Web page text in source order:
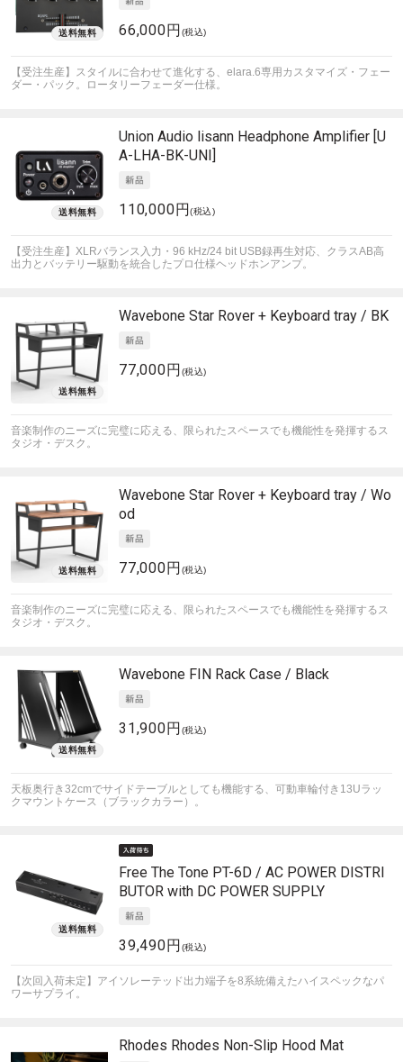
66,000円 (税込)
【受注生産】スタイルに合わせて進化する、elara.6専用カスタマイズ・フェー
ダー・パック。ロータリーフェーダー仕様。
Union Audio lisann Headphone Amplifier [U
A-LHA-BK-UNI]
110,000円(税込)
【受注生産】XLRバランス入力・96 kHz/24 bit USB録再生対応、クラスAB高
出力とバッテリー駆動を統合したプロ仕様ヘッドホンアンプ。
Wavebone Star Rover + Keyboard tray / BK
77,000円 (税込)
音楽制作のニーズに完璧に応える、限られたスペースでも機能性を発揮するス
タジオ・デスク。
Wavebone Star Rover + Keyboard tray / Wo
od
77,000円 (税込)
音楽制作のニーズに完璧に応える、限られたスペースでも機能性を発揮するス
タジオ・デスク。
Wavebone FIN Rack Case / Black
31,900円 (税込)
天板奥行き32cmでサイドテーブルとしても機能する、可動車輪付き13Uラッ
クマウントケース（ブラックカラー）。
Free The Tone PT-6D / AC POWER DISTRI
BUTOR with DC POWER SUPPLY
39,490円 (税込)
【次回入荷未定】アイソレーテッド出力端子を8系統備えたハイスペックなパ
ワーサプライ。
Rhodes Rhodes Non-Slip Hood Mat